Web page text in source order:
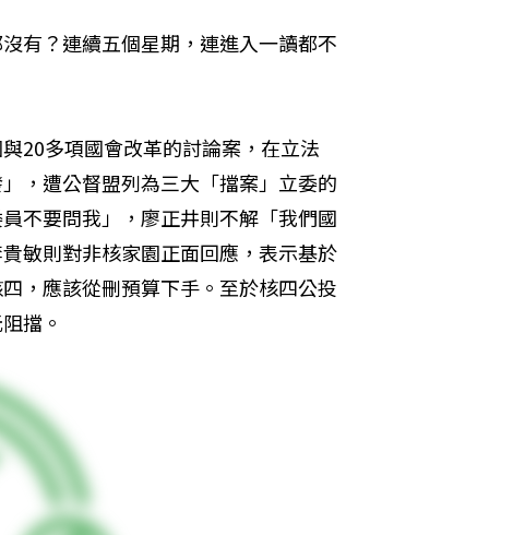
有？連續五個星期，連進入一讀都不
20多項國會改革的討論案，在立法
，遭公督盟列為三大「擋案」立委的
不要問我」，廖正井則不解「我們國
敏則對非核家園正面回應，表示基於
，應該從刪預算下手。至於核四公投
擋。